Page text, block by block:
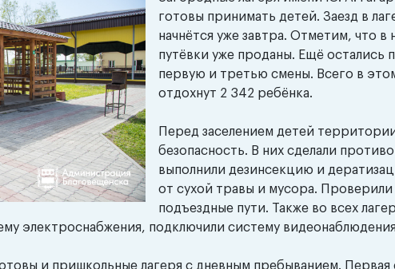
готовы принимать детей. Заезд в
начнётся уже завтра. Отметим, что в
путёвки уже проданы. Ещё остались
первую и третью смены. Всего в
отдохнут 2 342 ребёнка.
Перед заселением детей
безопасность. В них сделали
выполнили дезинсекцию и
от сухой травы и мусора.
подъездные пути. Также во всех
электроснабжения, подключили систему
и пришкольные лагеря с дневным пребыванием. Первая